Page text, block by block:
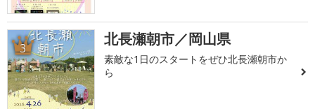
3 北長瀬朝市／岡山県
素敵な1日のスタートをぜひ北長瀬朝市か
ら